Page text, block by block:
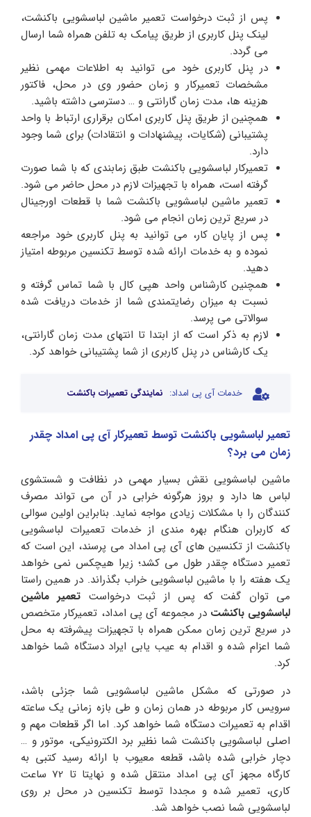
پس از ثبت درخواست تعمیر ماشین لباسشویی باکنشت،
لینک پنل کاربری از طریق پیامک به تلفن همراه شما ارسال
می گردد.
در پنل کاربری خود می توانید به اطلاعات مهمی نظیر
مشخصات تعمیرکار و زمان حضور وی در محل، فاکتور
هزینه ها، مدت زمان گارانتی و … دسترسی داشته باشید.
همچنین از طریق پنل کاربری امکان برقراری ارتباط با واحد
پشتیبانی (شکایات، پیشنهادات و انتقادات) برای شما وجود
دارد.
تعمیرکار لباسشویی باکنشت طبق زمابندی که با شما صورت
گرفته است، همراه با تجهیزات لازم در محل حاضر می شود.
تعمیر ماشین لباسشویی باکنشت شما با قطعات اورجینال
در سریع ترین زمان انجام می شود.
پس از پایان کار، می توانید به پنل کاربری خود مراجعه
نموده و به خدمات ارائه شده توسط تکنسین مربوطه امتیاز
دهید.
همچنین کارشناس واحد هپی کال با شما تماس گرفته و
نسبت به میزان رضایتمندی شما از خدمات دریافت شده
سوالاتی می پرسد.
لازم به ذکر است که از ابتدا تا انتهای مدت زمان گارانتی،
یک کارشناس در پنل کاربری از شما پشتیبانی خواهد کرد.
خدمات آی پی امداد: نمایندگی تعمیرات باکنشت
تعمیر لباسشویی باکنشت توسط تعمیرکار آی پی امداد چقدر
زمان می برد؟
ماشین لباسشویی نقش بسیار مهمی در نظافت و شستشوی
لباس ها دارد و بروز هرگونه خرابی در آن می تواند مصرف
کنندگان را با مشکلات زیادی مواجه نماید. بنابراین اولین سوالی
که کاربران هنگام بهره مندی از خدمات تعمیرات لباسشویی
باکنشت از تکنسین های آی پی امداد می پرسند، این است که
تعمیر دستگاه چقدر طول می کشد؛ زیرا هیچکس نمی خواهد
یک هفته را با ماشین لباسشویی خراب بگذراند. در همین راستا
می توان گفت که پس از ثبت درخواست تعمیر ماشین
لباسشویی باکنشت در مجموعه آی پی امداد، تعمیرکار متخصص
در سریع ترین زمان ممکن همراه با تجهیزات پیشرفته به محل
شما اعزام شده و اقدام به عیب یابی ایراد دستگاه شما خواهد
کرد.
در صورتی که مشکل ماشین لباسشویی شما جزئی باشد،
سرویس کار مربوطه در همان زمان و طی بازه زمانی یک ساعته
اقدام به تعمیرات دستگاه شما خواهد کرد. اما اگر قطعات مهم و
اصلی لباسشویی باکنشت شما نظیر برد الکترونیکی، موتور و …
دچار خرابی شده باشد، قطعه معیوب با ارائه رسید کتبی به
کارگاه مجهز آی پی امداد منتقل شده و نهایتا تا 72 ساعت
کاری، تعمیر شده و مجددا توسط تکنسین در محل بر روی
لباسشویی شما نصب خواهد شد.